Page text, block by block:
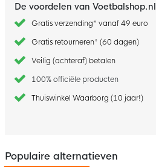
De voordelen van Voetbalshop.nl
Gratis verzending* vanaf 49 euro
Gratis retourneren* (60 dagen)
Veilig (achteraf) betalen
100% officiële producten
Thuiswinkel Waarborg (10 jaar!)
Populaire alternatieven